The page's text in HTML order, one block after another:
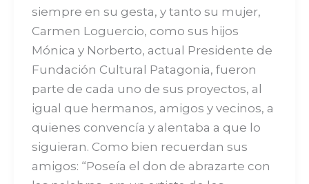
siempre en su gesta, y tanto su mujer,
Carmen Loguercio, como sus hijos
Mónica y Norberto, actual Presidente de
Fundación Cultural Patagonia, fueron
parte de cada uno de sus proyectos, al
igual que hermanos, amigos y vecinos, a
quienes convencía y alentaba a que lo
siguieran. Como bien recuerdan sus
amigos: “Poseía el don de abrazarte con